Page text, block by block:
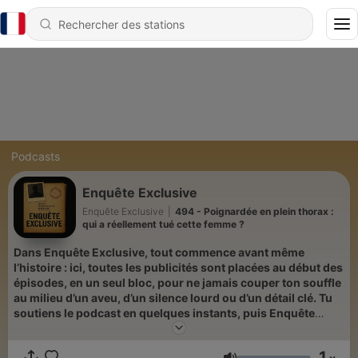
Podcasts
Enquête Exclusive
Enquête Exclusive
494 - Poignardée en plein thorax :
qui a réellement tué cette femme ?
Dans Enquête Exclusive, tout commence avant même
l’histoire : ici, toutes les publicités sont placées au début des
épisodes, en un seul bloc, pour ne jamais couper ton souffle
au milieu d’un aveu, d’un silence lourd ou d’un détail clé. Tu
soutiens le podcast en quelques instants, puis Enquête
Exclusive t’ouvre la porte et ne la referme qu’à la fin, sans